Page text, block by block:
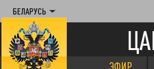
БЕЛАРУСЬ